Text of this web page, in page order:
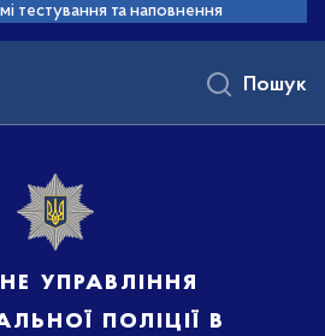
тестування та наповнення
управління
поліції в
Пошук